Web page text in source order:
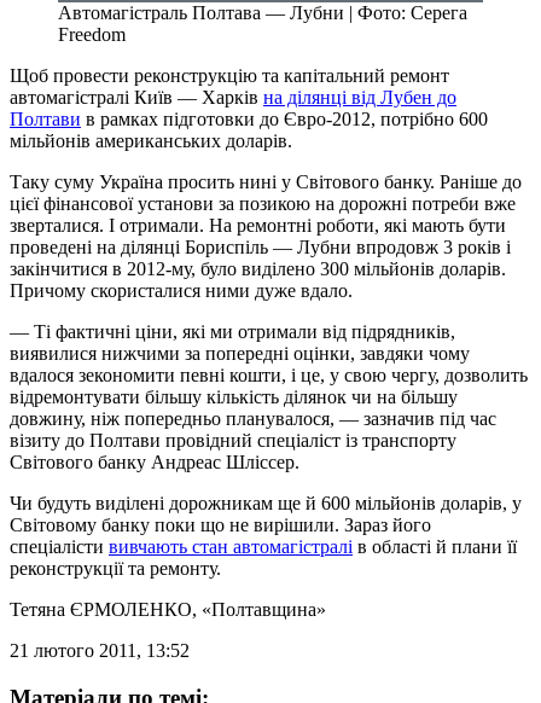
Автомагістраль Полтава — Лубни | Фото: Серега
Freedom
Щоб провести реконструкцію та капітальний ремонт
автомагістралі Київ — Харків на ділянці від Лубен до
Полтави в рамках підготовки до Євро-2012, потрібно 600
мільйонів американських доларів.
Таку суму Україна просить нині у Світового банку. Раніше до
цієї фінансової установи за позикою на дорожні потреби вже
зверталися. І отримали. На ремонтні роботи, які мають бути
проведені на ділянці Бориспіль — Лубни впродовж 3 років і
закінчитися в 2012-му, було виділено 300 мільйонів доларів.
Причому скористалися ними дуже вдало.
— Ті фактичні ціни, які ми отримали від підрядників,
виявилися нижчими за попередні оцінки, завдяки чому
вдалося зекономити певні кошти, і це, у свою чергу, дозволить
відремонтувати більшу кількість ділянок чи на більшу
довжину, ніж попередньо планувалося, — зазначив під час
візиту до Полтави провідний спеціаліст із транспорту
Світового банку Андреас Шліссер.
Чи будуть виділені дорожникам ще й 600 мільйонів доларів, у
Світовому банку поки що не вирішили. Зараз його
спеціалісти вивчають стан автомагістралі в області й плани її
реконструкції та ремонту.
Тетяна ЄРМОЛЕНКО, «Полтавщина»
21 лютого 2011, 13:52
Матеріали по темі: